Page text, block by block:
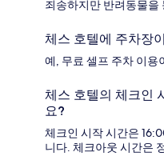
죄송하지만 반려동물을
체스 호텔에 주차장
예, 무료 셀프 주차 이용
체스 호텔의 체크인
요?
체크인 시작 시간은
니다. 체크아웃 시간은